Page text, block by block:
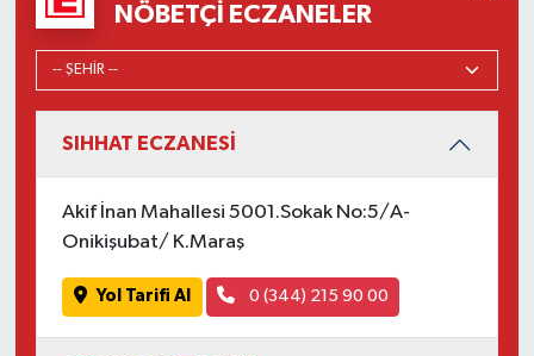
NÖBETÇI ECZANELER
SIHHAT ECZANESİ
Akif İnan Mahallesi 5001.Sokak No:5/A-
Onikişubat/ K.Maraş
Yol Tarifi Al 0 (344) 215 90 00